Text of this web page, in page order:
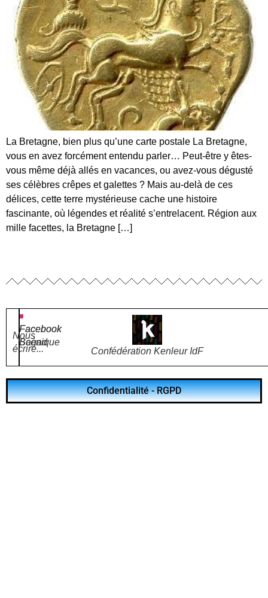
La Bretagne, bien plus qu’une carte postale La Bretagne,
vous en avez forcément entendu parler… Peut-être y êtes-
vous même déjà allés en vacances, ou avez-vous dégusté
ses célèbres crêpes et galettes ? Mais au-delà de ces
délices, cette terre mystérieuse cache une histoire
fascinante, où légendes et réalité s’entrelacent. Région aux
mille facettes, la Bretagne […]
Nous
écrire...
Facebook
Bagad
Facebook
Scénique
Confédération Kenleur IdF
Confidentialité - RGPD